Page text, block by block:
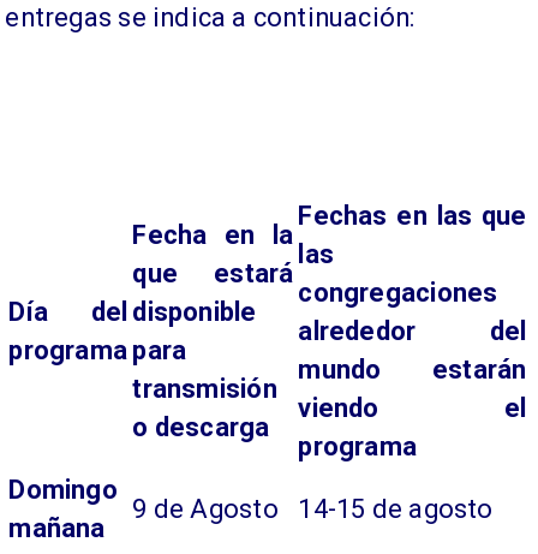
entregas se indica a continuación:
Día del
programa
Fecha en la
que estará
disponible
para
transmisión
o descarga
Fechas en las que
las
congregaciones
alrededor del
mundo estarán
viendo el
programa
Domingo
mañana
9 de Agosto 14-15 de agosto